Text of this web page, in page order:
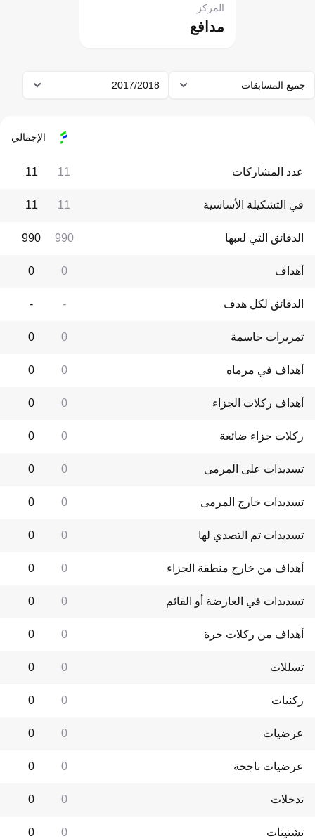
مدافع
المركز
جميع المسابقات 2017/2018
الإجمالي
عدد المشاركات 11
11
في التشكيلة الأساسية 11
11
الدقائق التي لعبها 990
990
أهداف 0
0
الدقائق لكل هدف -
-
تمريرات حاسمة 0
0
أهداف في مرماه 0
0
أهداف ركلات الجزاء 0
0
ركلات جزاء ضائعة 0
0
تسديدات على المرمى 0
0
تسديدات خارج المرمى 0
0
تسديدات تم التصدي لها 0
0
أهداف من خارج منطقة الجزاء 0
0
تسديدات في العارضة أو القائم 0
0
أهداف من ركلات حرة 0
0
تسللات 0
0
ركنيات 0
0
عرضيات 0
0
عرضيات ناجحة 0
0
تدخلات 0
0
تشتيتات 0
0